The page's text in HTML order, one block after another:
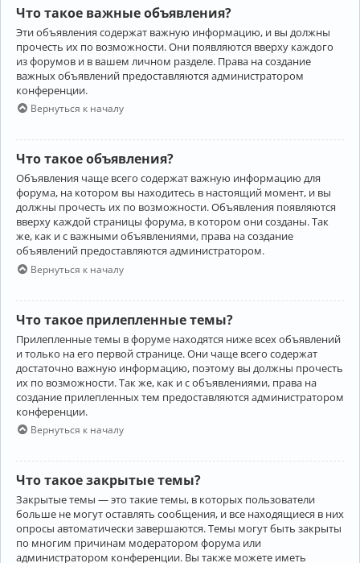
Что такое важные объявления?
Эти объявления содержат важную информацию, и вы должны
прочесть их по возможности. Они появляются вверху каждого
из форумов и в вашем личном разделе. Права на создание
важных объявлений предоставляются администратором
конференции.
Вернуться к началу
Что такое объявления?
Объявления чаще всего содержат важную информацию для
форума, на котором вы находитесь в настоящий момент, и вы
должны прочесть их по возможности. Объявления появляются
вверху каждой страницы форума, в котором они созданы. Так
же, как и с важными объявлениями, права на создание
объявлений предоставляются администратором.
Вернуться к началу
Что такое прилепленные темы?
Прилепленные темы в форуме находятся ниже всех объявлений
и только на его первой странице. Они чаще всего содержат
достаточно важную информацию, поэтому вы должны прочесть
их по возможности. Так же, как и с объявлениями, права на
создание прилепленных тем предоставляются администратором
конференции.
Вернуться к началу
Что такое закрытые темы?
Закрытые темы — это такие темы, в которых пользователи
больше не могут оставлять сообщения, и все находящиеся в них
опросы автоматически завершаются. Темы могут быть закрыты
по многим причинам модератором форума или
администратором конференции. Вы также можете иметь